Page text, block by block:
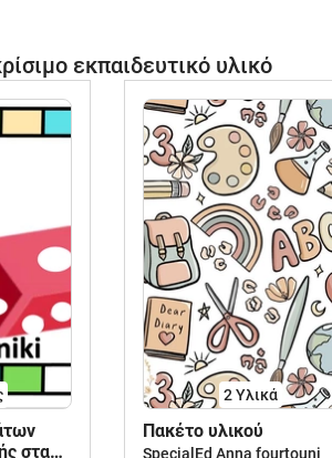
εκπαιδευτικό υλικό
στα
2 Υλικά
Πακέτο υλικού
SpecialEd Anna fourtouni